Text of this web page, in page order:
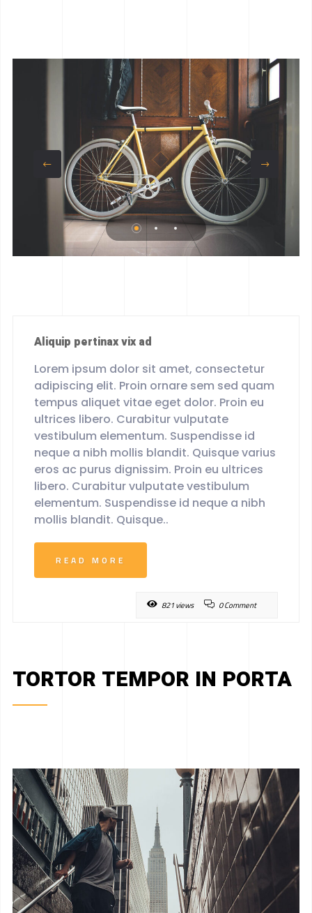
Aliquip pertinax vix ad
Lorem ipsum dolor sit amet, consectetur
adipiscing elit. Proin ornare sem sed quam
tempus aliquet vitae eget dolor. Proin eu
ultrices libero. Curabitur vulputate
vestibulum elementum. Suspendisse id
neque a nibh mollis blandit. Quisque varius
eros ac purus dignissim. Proin eu ultrices
libero. Curabitur vulputate vestibulum
elementum. Suspendisse id neque a nibh
mollis blandit. Quisque..
READ MORE
821 views 0 Comment
TORTOR TEMPOR IN PORTA